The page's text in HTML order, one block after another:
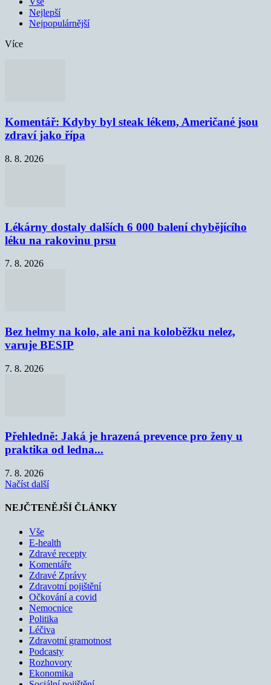
Nejlepší
Nejpopulárnější
Více
Komentář: Kdyby byl steak lékem, Američané jsou
zdraví jako řípa
8. 8. 2026
Lékárny dostaly dalších 6 000 balení chybějícího
léku na rakovinu prsu
7. 8. 2026
Bez helmy na kolo, ale ani na koloběžku nelez,
varuje BESIP
7. 8. 2026
Přehledně: Jaká je hrazená prevence pro ženy u
praktika od ledna...
7. 8. 2026
Načíst další
NEJČTENĚJŠÍ ČLÁNKY
Vše
E-health
Zdravé recepty
Komentáře
Zdravé Zprávy
Zdravotní pojištění
Očkování a covid
Nemocnice
Politika
Léčiva
Zdravotní gramotnost
Podcasty
Rozhovory
Ekonomika